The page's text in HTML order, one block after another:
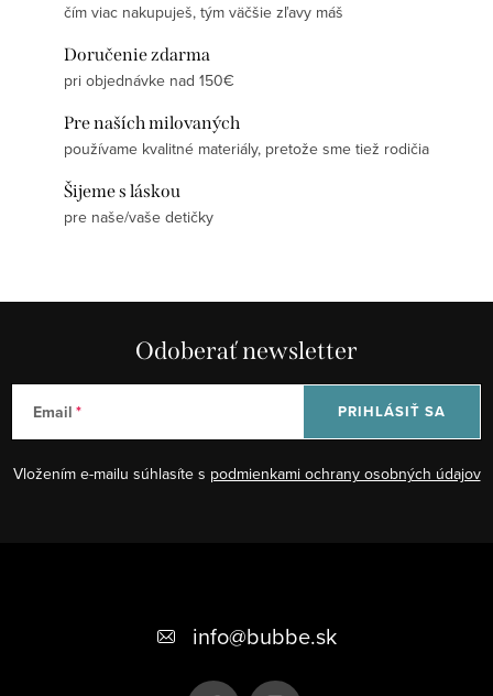
čím viac nakupuješ, tým väčšie zľavy máš
Doručenie zdarma
pri objednávke nad 150€
Pre naších milovaných
používame kvalitné materiály, pretože sme tiež rodičia
Šijeme s láskou
pre naše/vaše detičky
Odoberať newsletter
Email
Vložením e-mailu súhlasíte s podmienkami ochrany osobných údajov
PRIHLÁSIŤ SA
info@bubbe.sk